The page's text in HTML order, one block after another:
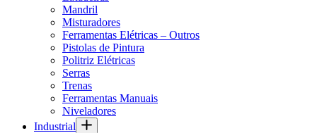
Mandril
Misturadores
Ferramentas Elétricas – Outros
Pistolas de Pintura
Politriz Elétricas
Serras
Trenas
Ferramentas Manuais
Niveladores
Industrial